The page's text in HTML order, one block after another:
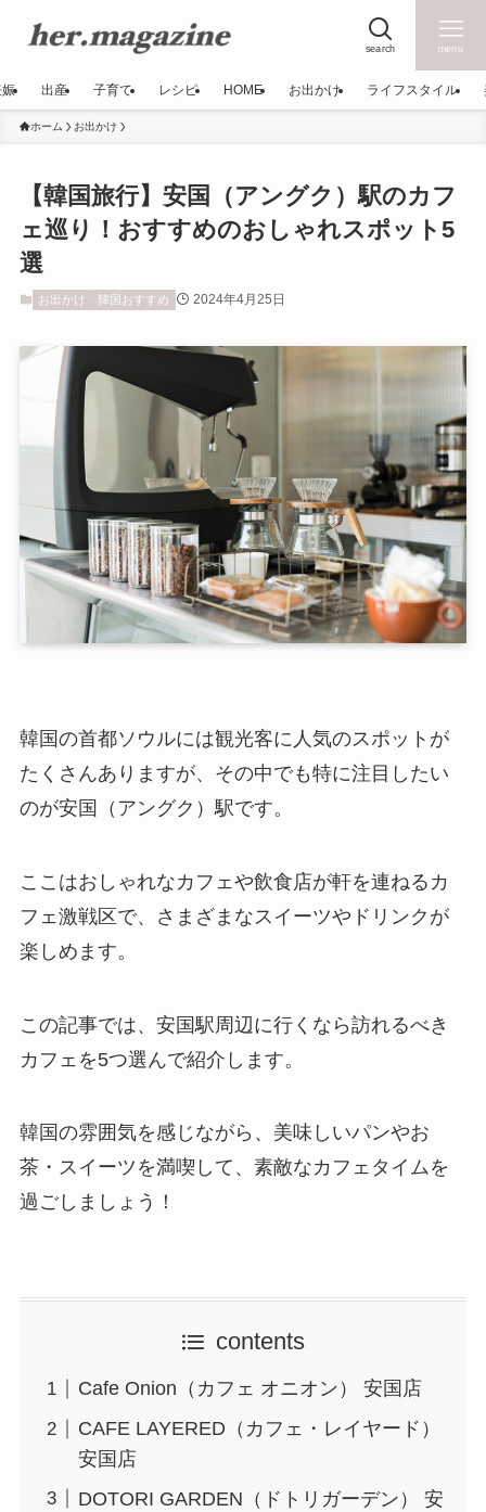
search menu
出産 子育て レシピ HOME お出かけ ライフスタイル
ホーム お出かけ
【韓国旅行】安国（アングク）駅のカフ
ェ巡り！おすすめのおしゃれスポット5
選
お出かけ 韓国おすすめ 2024年4月25日
韓国の首都ソウルには観光客に人気のスポットが
たくさんありますが、その中でも特に注目したい
のが安国（アングク）駅です。
ここはおしゃれなカフェや飲食店が軒を連ねるカ
フェ激戦区で、さまざまなスイーツやドリンクが
楽しめます。
この記事では、安国駅周辺に行くなら訪れるべき
カフェを5つ選んで紹介します。
韓国の雰囲気を感じながら、美味しいパンやお
茶・スイーツを満喫して、素敵なカフェタイムを
過ごしましょう！
contents
Cafe Onion（カフェ オニオン） 安国店
CAFE LAYERED（カフェ・レイヤード）
安国店
DOTORI GARDEN（ドトリガーデン） 安